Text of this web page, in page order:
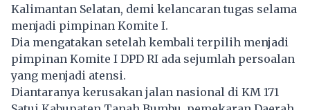
Kalimantan Selatan, demi kelancaran tugas selama
menjadi pimpinan Komite I.
Dia mengatakan setelah kembali terpilih menjadi
pimpinan Komite I DPD RI ada sejumlah persoalan
yang menjadi atensi.
Diantaranya kerusakan jalan nasional di KM 171